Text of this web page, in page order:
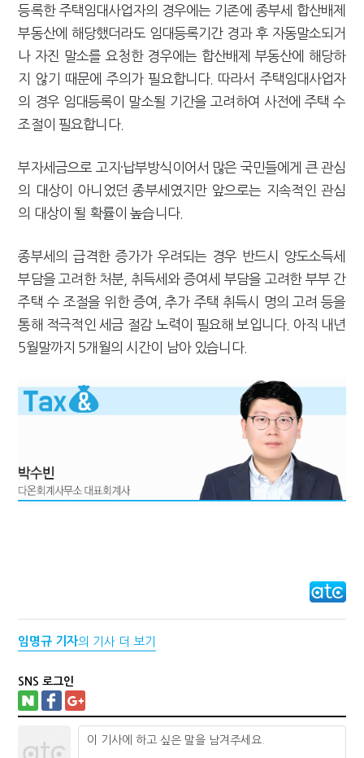
등록한 주택임대사업자의 경우에는 기존에 종부세 합산배제
부동산에 해당했더라도 임대등록기간 경과 후 자동말소되거
나 자진 말소를 요청한 경우에는 합산배제 부동산에 해당하
지 않기 때문에 주의가 필요합니다. 따라서 주택임대사업자
의 경우 임대등록이 말소될 기간을 고려하여 사전에 주택 수
조절이 필요합니다.
부자세금으로 고지·납부방식이어서 많은 국민들에게 큰 관심
의 대상이 아니었던 종부세였지만 앞으로는 지속적인 관심
의 대상이 될 확률이 높습니다.
종부세의 급격한 증가가 우려되는 경우 반드시 양도소득세
부담을 고려한 처분, 취득세와 증여세 부담을 고려한 부부 간
주택 수 조절을 위한 증여, 추가 주택 취득시 명의 고려 등을
통해 적극적인 세금 절감 노력이 필요해 보입니다. 아직 내년
5월말까지 5개월의 시간이 남아 있습니다.
임명규 기자의 기사 더 보기
SNS 로그인